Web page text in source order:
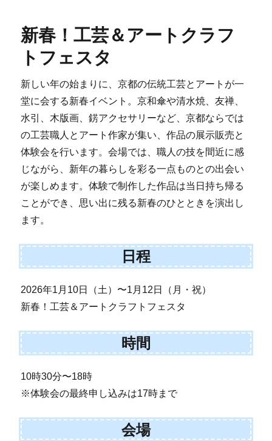
新春！工芸＆アートクラフ
トフェスタ
新しい年の始まりに、京都の伝統工芸とアートが一
堂に会する新春イベント。京和傘や清水焼、友禅、
水引、木版画、錺アクセサリーなど、京都ならでは
の工芸職人とアート作家が集い、作品の展示販売と
体験会を行います。会場では、職人の技を間近に感
じながら、新年の暮らしを彩る一点ものとの出会い
が楽しめます。体験で制作した作品は当日持ち帰る
ことができ、思い出に残る新春のひとときを演出し
ます。
日程
2026年1月10日（土）〜1月12日（月・祝）
新春！工芸＆アートクラフトフェスタ
時間
10時30分〜18時
※体験会の最終申し込みは17時まで
会場